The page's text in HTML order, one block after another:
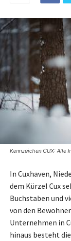
Kennzeichen CUX: Alle
In Cuxhaven,
dem Kürzel Cux
Buchstaben und
von den
Unternehmen in
hinaus besteht